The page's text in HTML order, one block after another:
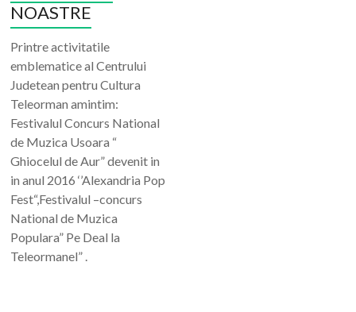
NOASTRE
Printre activitatile
emblematice al Centrului
Judetean pentru Cultura
Teleorman amintim:
Festivalul Concurs National
de Muzica Usoara “
Ghiocelul de Aur” devenit in
in anul 2016 ‘’Alexandria Pop
Fest“,Festivalul –concurs
National de Muzica
Populara” Pe Deal la
Teleormanel” .